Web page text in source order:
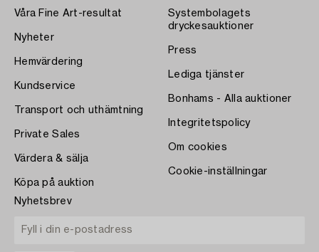
Våra Fine Art-resultat
Nyheter
Hemvärdering
Kundservice
Transport och uthämtning
Private Sales
Värdera & sälja
Köpa på auktion
Systembolagets
dryckesauktioner
Press
Lediga tjänster
Bonhams - Alla auktioner
Integritetspolicy
Om cookies
Cookie-inställningar
Nyhetsbrev